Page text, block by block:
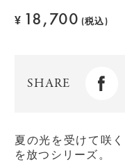
¥ 18,700 (税込)
SHARE
夏の光を受けて咲
を放つシリーズ。